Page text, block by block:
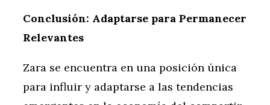
Conclusión: Adaptarse para Permanecer
Relevantes
Zara se encuentra en una posición única
para influir y adaptarse a las tendencias